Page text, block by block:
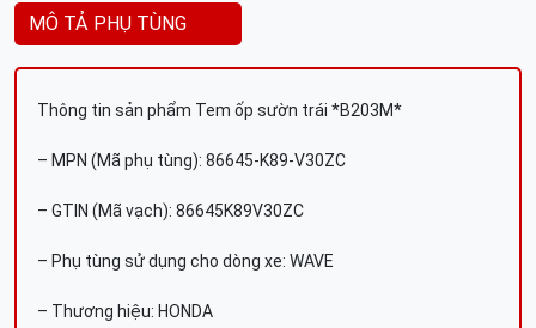
MÔ TẢ PHỤ TÙNG
Thông tin sản phẩm Tem ốp sườn trái *B203M*
– MPN (Mã phụ tùng): 86645-K89-V30ZC
– GTIN (Mã vạch): 86645K89V30ZC
– Phụ tùng sử dụng cho dòng xe: WAVE
– Thương hiệu: HONDA